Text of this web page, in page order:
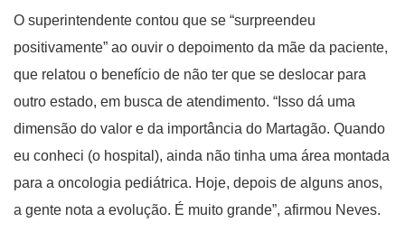
O superintendente contou que se “surpreendeu
positivamente” ao ouvir o depoimento da mãe da paciente,
que relatou o benefício de não ter que se deslocar para
outro estado, em busca de atendimento. “Isso dá uma
dimensão do valor e da importância do Martagão. Quando
eu conheci (o hospital), ainda não tinha uma área montada
para a oncologia pediátrica. Hoje, depois de alguns anos,
a gente nota a evolução. É muito grande”, afirmou Neves.